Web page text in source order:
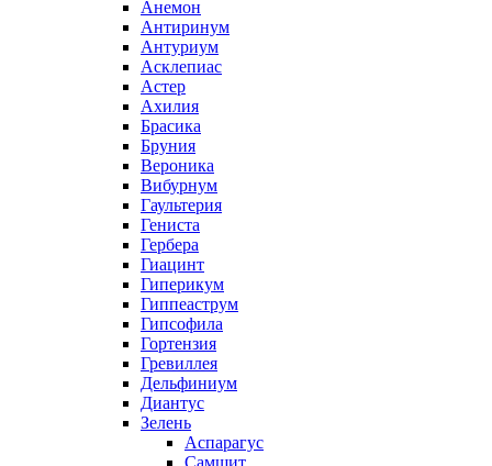
Анемон
Антиринум
Антуриум
Асклепиас
Астер
Ахилия
Брасика
Бруния
Вероника
Вибурнум
Гаультерия
Гениста
Гербера
Гиацинт
Гиперикум
Гиппеаструм
Гипсофила
Гортензия
Гревиллея
Дельфиниум
Диантус
Зелень
Аспарагус